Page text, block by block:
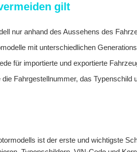
gilt
nur anhand des Aussehens des
mit unterschiedlichen
für importierte und exportierte
Fahrgestellnummer, das
ist der erste und wichtigste